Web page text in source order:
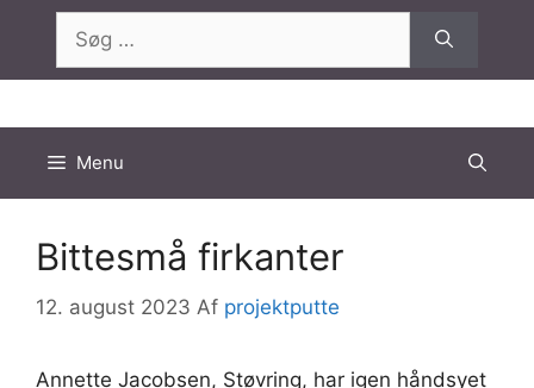
indhold
efter:
Menu
Bittesmå firkanter
12. august 2023 Af projektputte
Annette Jacobsen, Støvring, har igen håndsyet